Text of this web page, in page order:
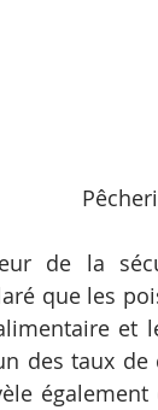
de la
que les
et
des taux